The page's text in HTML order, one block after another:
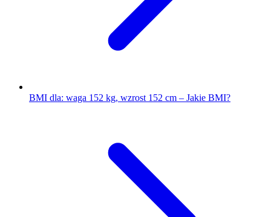
BMI dla: waga 152 kg, wzrost 152 cm – Jakie BMI?